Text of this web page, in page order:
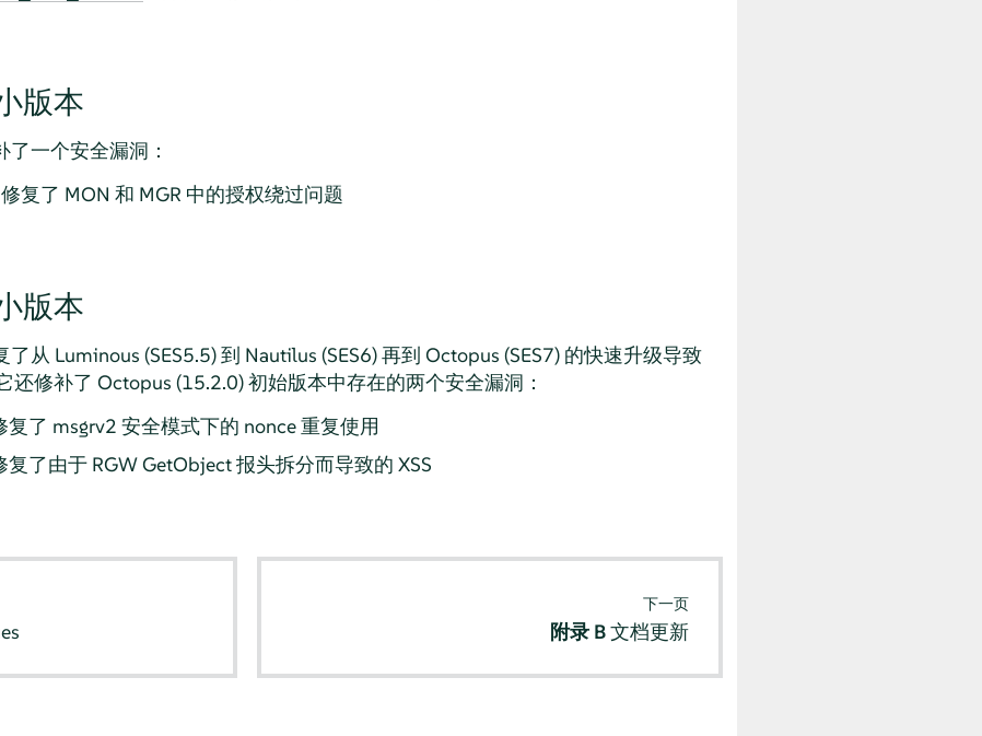
版本
一个安全漏洞：
复了 MON 和 MGR 中的授权绕过问题
版本
从 Luminous (SES5.5) 到 Nautilus (SES6) 再到 Octopus (SES7) 的快速升级导致
还修补了 Octopus (15.2.0) 初始版本中存在的两个安全漏洞：
了 msgrv2 安全模式下的 nonce 重复使用
了由于 RGW GetObject 报头拆分而导致的 XSS
下一页
附录 B文档更新